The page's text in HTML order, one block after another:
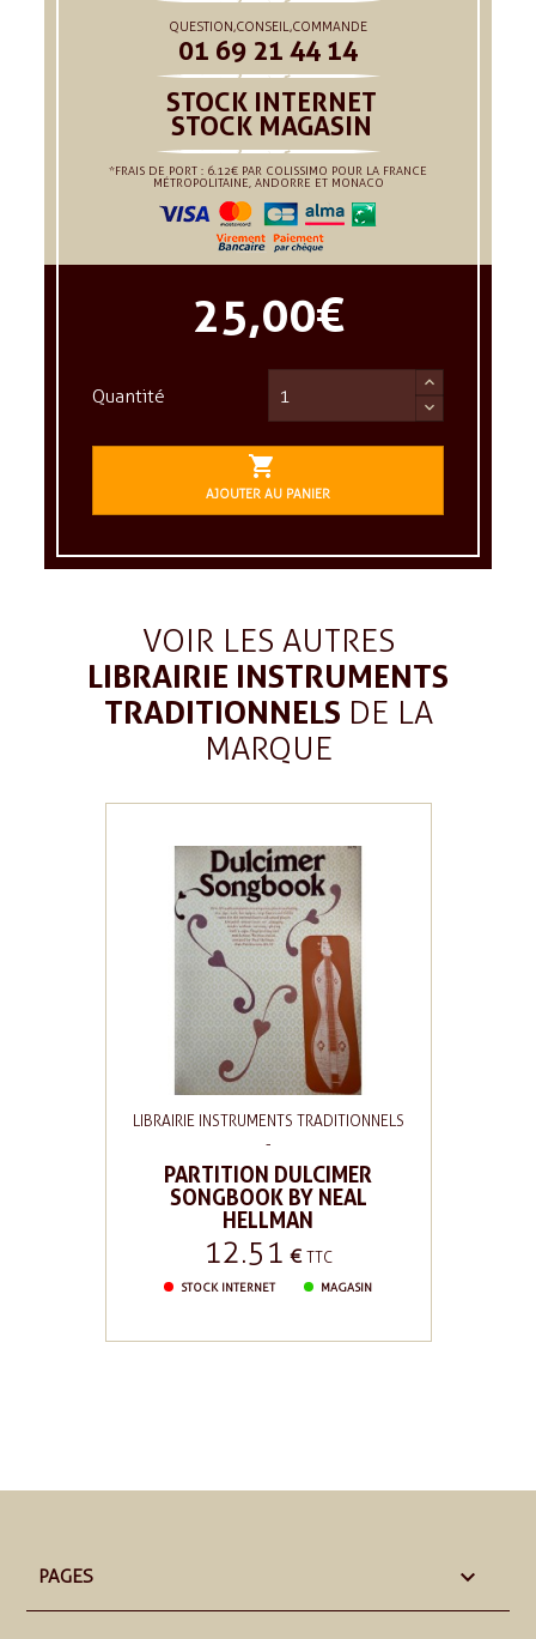
QUESTION,CONSEIL,COMMANDE
01 69 21 44 14
STOCK INTERNET
STOCK MAGASIN
*FRAIS DE PORT : 6.12€ PAR COLISSIMO POUR LA FRANCE
MÉTROPOLITAINE, ANDORRE ET MONACO
25,00 €
Quantité

AJOUTER AU PANIER
VOIR LES AUTRES
LIBRAIRIE INSTRUMENTS
TRADITIONNELS DE LA
MARQUE
LIBRAIRIE INSTRUMENTS TRADITIONNELS
-
PARTITION DULCIMER
SONGBOOK BY NEAL
HELLMAN
Prix
12.51 € TTC
STOCK INTERNET MAGASIN
PAGES 